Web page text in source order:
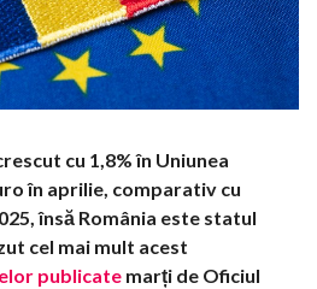
cu 1,8% în Uniunea
în aprilie, comparativ cu
însă România este statul
cel mai mult acest
publicate marți de Oficiul